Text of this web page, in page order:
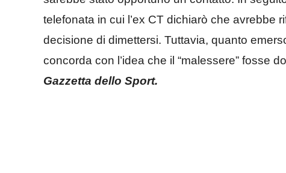
telefonata in cui l’ex CT dichiarò che avrebbe
decisione di dimettersi. Tuttavia, quanto
concorda con l’idea che il “malessere” fosse
Gazzetta dello Sport.